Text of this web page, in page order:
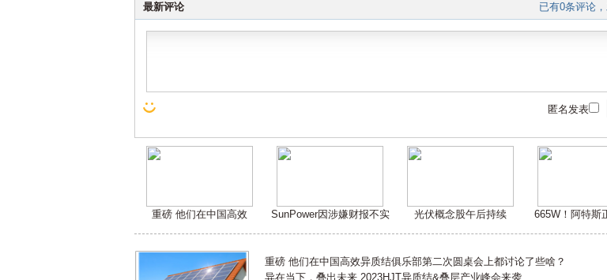
已有0条评论
最新评论
匿名发表
重磅 他们在中国高效 SunPower因涉嫌财报不实 光伏概念股午后持续 665W！阿特斯
重磅 他们在中国高效异质结俱乐部第二次圆桌会上都讨论了些啥？
异在当下，叠出未来 2023HJT异质结&叠层产业峰会来袭